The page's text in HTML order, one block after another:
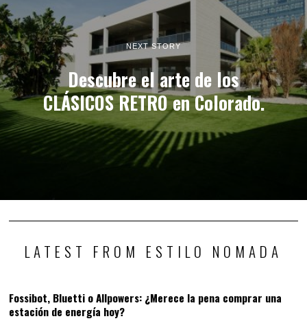
NEXT STORY
Descubre el arte de los
CLÁSICOS RETRO en Colorado.
LATEST FROM ESTILO NOMADA
Fossibot, Bluetti o Allpowers: ¿Merece la pena comprar una
estación de energía hoy?